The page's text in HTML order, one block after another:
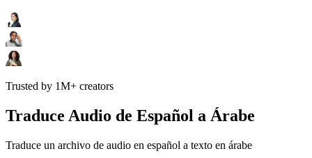
Trusted by 1M+ creators
Traduce Audio de Español a Árabe
Traduce un archivo de audio en español a texto en árabe